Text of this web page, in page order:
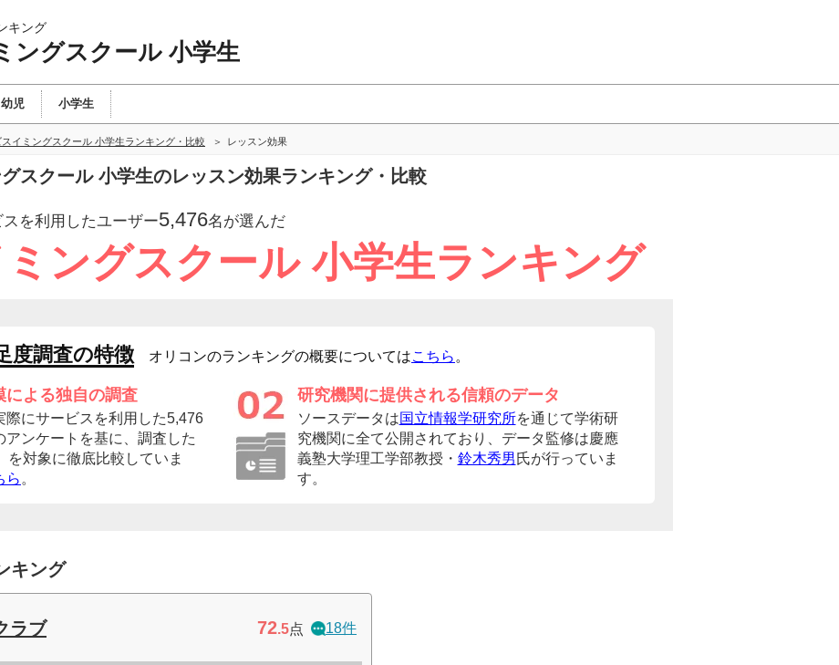
キング
ングスクール 小学生
幼児 小学生
イミングスクール 小学生ランキング・比較 レッスン効果
グスクール 小学生のレッスン効果ランキング・比較
を利用したユーザー5,476名が選んだ
ングスクール 小学生ランキング
度調査の特徴 オリコンのランキングの概要についてはこちら 。
による独自の調査
際にサービスを利用した5,476
アンケートを基に、調査した
を対象に徹底比較していま
ら 。
研究機関に提供される信頼のデータ
ソースデータは国立情報学研究所を通じて学術研
究機関に全て公開されており、データ監修は慶應
義塾大学理工学部教授・ 鈴木秀男 氏が行っていま
す。
キング
ラブ 72.5点 18件